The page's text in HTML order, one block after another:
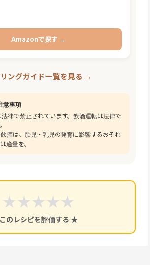
Amazonで探す →
ングガイド一覧を見る →
意事項
律で禁止されています。飲酒運転は法律で
酒は、胎児・乳児の発育に影響するおそれ
適量を。
★
★
★
★
★
このレシピを評価する ★